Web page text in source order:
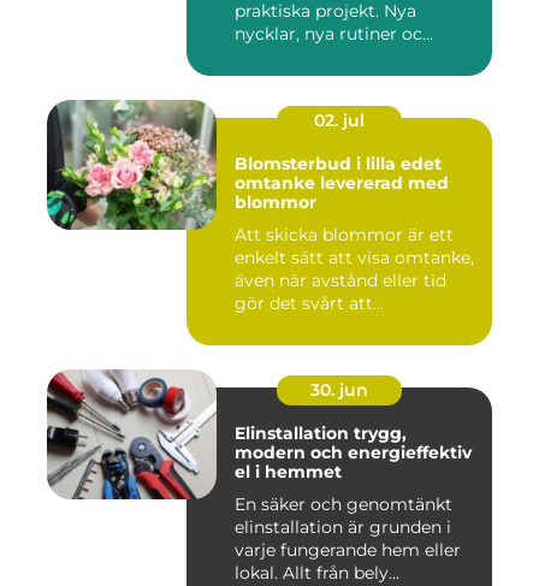
praktiska projekt. Nya
nycklar, nya rutiner oc...
02. jul
Blomsterbud i lilla edet
omtanke levererad med
blommor
Att skicka blommor är ett
enkelt sätt att visa omtanke,
även när avstånd eller tid
gör det svårt att...
30. jun
Elinstallation trygg,
modern och energieffektiv
el i hemmet
En säker och genomtänkt
elinstallation är grunden i
varje fungerande hem eller
lokal. Allt från bely...